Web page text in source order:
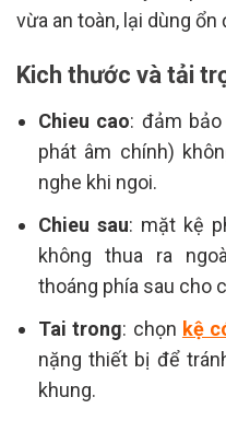
vừa an toàn, lại dùng ổn
Kich thước và tải
Chieu cao: đảm
phát âm chính)
nghe khi ngoi.
Chieu sau: mặt kệ
không thua ra
thoáng phía sau cho
Tai trong: chọn kệ
nặng thiết bị để
khung.